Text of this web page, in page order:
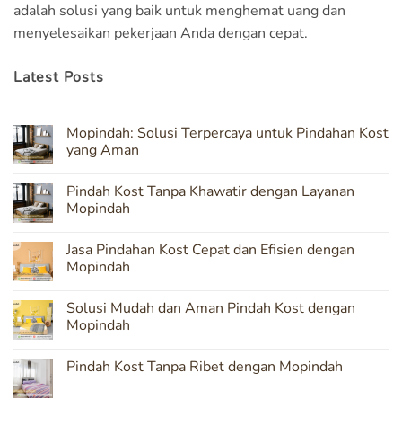
adalah solusi yang baik untuk menghemat uang dan
menyelesaikan pekerjaan Anda dengan cepat.
Latest Posts
Mopindah: Solusi Terpercaya untuk Pindahan Kost
yang Aman
on
Mopindah:
Solusi
Pindahan
Kost
yang
Pindah Kost Tanpa Khawatir dengan Layanan
Mopindah
on
Pindah
Kost
dengan
Layanan
Mopindah
Jasa Pindahan Kost Cepat dan Efisien dengan
Mopindah
on
Jasa
Pindahan
dan
Solusi Mudah dan Aman Pindah Kost dengan
Mopindah
on
Pindah Kost Tanpa Ribet dengan Mopindah